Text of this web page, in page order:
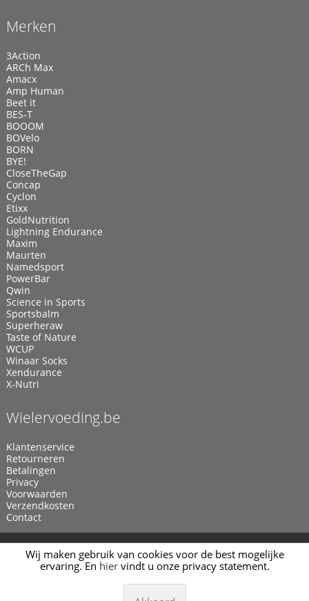
Merken
3Action
ARCh Max
Amacx
Amp Human
Beet it
BES-T
BOOOM
BOVelo
BORN
BYE!
CloseTheGap
Concap
Cyclon
Etixx
GoldNutrition
Lightning Endurance
Maxim
Maurten
Namedsport
PowerBar
Qwin
Science in Sports
Sportsbalm
Superheraw
Taste of Nature
WCUP
Winaar Socks
Xendurance
X-Nutri
Wielervoeding.be
Klantenservice
Retourneren
Betalingen
Privacy
Voorwaarden
Verzendkosten
Contact
© 2011 - 2026Wielervoeding.be Webwinkel doorManieu.com
Wij maken gebruik van cookies voor de best mogelijke
ervaring. En hiervindt u onze privacy statement.